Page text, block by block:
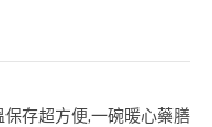
保存超方便,一碗暖心藥膳